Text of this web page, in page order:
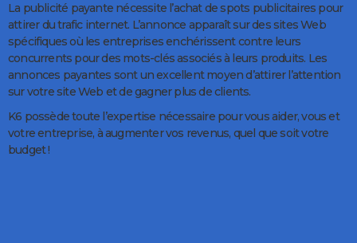
La publicité payante nécessite l’achat de spots publicitaires pour
attirer du trafic internet. L’annonce apparaît sur des sites Web
spécifiques où les entreprises enchérissent contre leurs
concurrents pour des mots-clés associés à leurs produits. Les
annonces payantes sont un excellent moyen d’attirer l’attention
sur votre site Web et de gagner plus de clients.
K6 possède toute l’expertise nécessaire pour vous aider, vous et
votre entreprise, à augmenter vos revenus, quel que soit votre
budget !